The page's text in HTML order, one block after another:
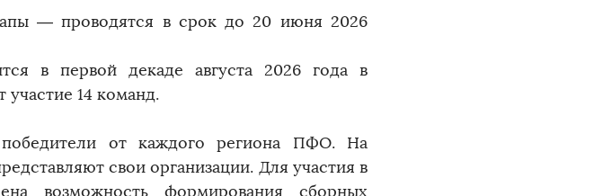
— проводятся в срок до 20 июня 2026
в первой декаде августа 2026 года в
14 команд.
от каждого региона ПФО. На
свои организации. Для участия в
возможность формирования сборных